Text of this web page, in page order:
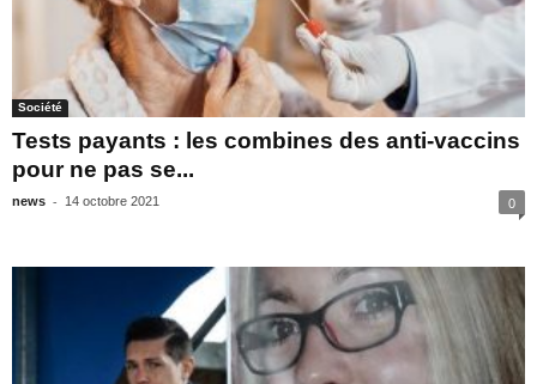
Société
Tests payants : les combines des anti-vaccins
pour ne pas se...
news - 14 octobre 2021 0